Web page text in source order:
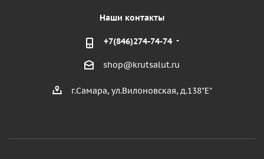
Наши контакты
+7(846)274-74-74
shop@krutsalut.ru
г.Самара, ул.Вилоновская, д.138"Е"